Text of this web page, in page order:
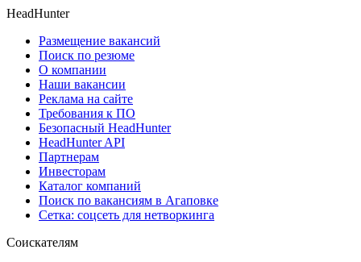
HeadHunter
Размещение вакансий
Поиск по резюме
О компании
Наши вакансии
Реклама на сайте
Требования к ПО
Безопасный HeadHunter
HeadHunter API
Партнерам
Инвесторам
Каталог компаний
Поиск по вакансиям в Агаповке
Сетка: соцсеть для нетворкинга
Соискателям